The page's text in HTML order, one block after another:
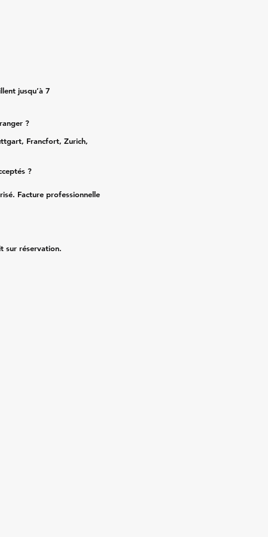
jusqu’à 7
?
Francfort, Zurich,
?
Facture professionnelle
sur réservation.